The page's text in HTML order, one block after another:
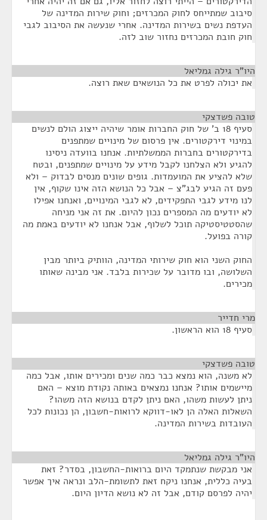
סיבוב שמתייחס לחוק המכרזים; וחוק שירות המדינה של
העדפת נשים בשירות המדינה. אחרי שנעשה את הסיבוב לגבי
חוק חובת המכרזים נחזור שוב לזה.
היו"ר גילה גמליאל
את יכולה לפרט את כל הנושאים שאת רוצה.
טובה פשדצקי
סעיף 18 ב' של חוק החברות אומר שיהיה ייצוג הולם לנשים
במינוי דירקטורים. אין פרסום של מינויים שמתפנים
בדירקטורים בחברות הממשלתיות. אנחנו בוועדה ניסינו
להגיע ולא הצלחנו לקבל מידע על מינויים שמתפנים, ובטח
שלא להציע את המועמדות. גופים שונים מנסים לבדוק – ולא
פעם זה הגיע לבג"צ – אבל כל הנושא הזה אינו שקוף, אין
לנו מידע לגבי התפקידים, לא לגבי המינויים, ואנחנו אפילו
לא יודעים מה המספרים נכון להיום. את זה אני מניחה
שהסטטיסטיקה תוכל לשלוף, אבל אנחנו לא יודעים באמת מה
קורה בפועל.
החוק השני הוא חוק שירותי המדינה, הוותיק ביותר מבין
השלושה, ובו מדובר על שכירות בלבד. אני מבינה שאותו
מכירים.
מרי חדייר
סעיף 18 הוא הראשון.
טובה פשדצקי
לא משנה, הוא נמצא כבר כמה שנים ומכירים אותו, אבל כמה
מיישמים אותו? אנחנו נמצאים באותה נקודת מוצא – האם
ניתן לעשות משהו, האם ניתן לקדם בנושא הזה משהו?
השאלות האלה הן לאו-דווקא לרואות-חשבון, הן נכונות לכל
העובדות בשירות המדינה.
היו"ר גילה גמליאל
אני מבקשת שנתמקד היום ברואות-החשבון, בסדר? זאת
בעיה כללית, אנחנו ניקח זאת לתשומת-הלב ונראה איך אפשר
יהיה לפרסם קודם, אבל זה לא נושא הדיון היום.